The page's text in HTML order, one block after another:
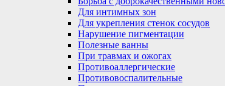
Для интимных зон
Для укрепления стенок сосудов
Нарушение пигментации
Полезные ванны
При травмах и ожогах
Противоаллергические
Противовоспалительные